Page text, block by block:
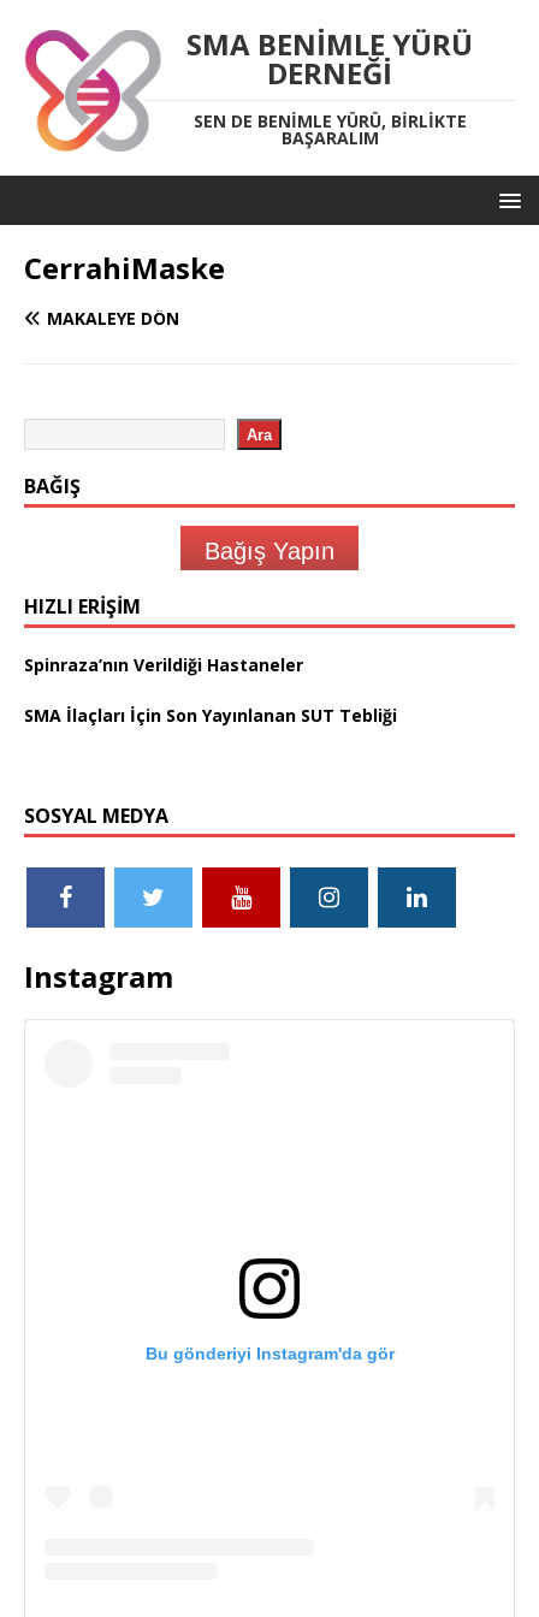
SMA BENIMLE YÜRÜ
DERNEĞI
SEN DE BENIMLE YÜRÜ, BIRLIKTE
BAŞARALIM
CerrahiMaske
MAKALEYE DÖN
Ara
BAĞIŞ
Bağış Yapın
HIZLI ERIŞIM
Spinraza’nın Verildiği Hastaneler
SMA İlaçları İçin Son Yayınlanan SUT Tebliği
SOSYAL MEDYA
Instagram
Bu gönderiyi Instagram'da gör